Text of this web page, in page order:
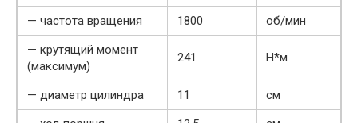
— частота вращения
1800
об/мин
— крутящий момент
(максимум)
241 Н*м
— диаметр цилиндра 11
см